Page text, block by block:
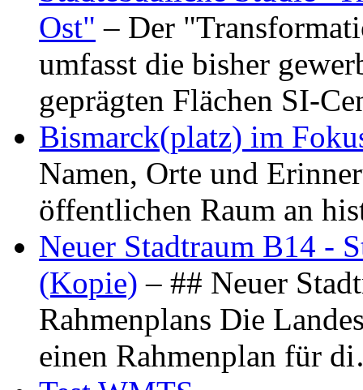
Ost" – Der
umfasst die bisher
geprägten Flächen SI-
Bismarck(platz) im
Namen, Orte und
öffentlichen Raum an
Neuer Stadtraum B14 -
(Kopie) – ## Neuer
Rahmenplans Die
einen Rahmenplan für